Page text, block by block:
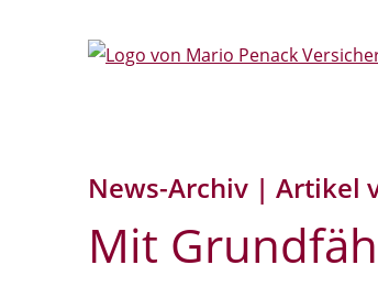
News-Archiv | Artikel
Mit